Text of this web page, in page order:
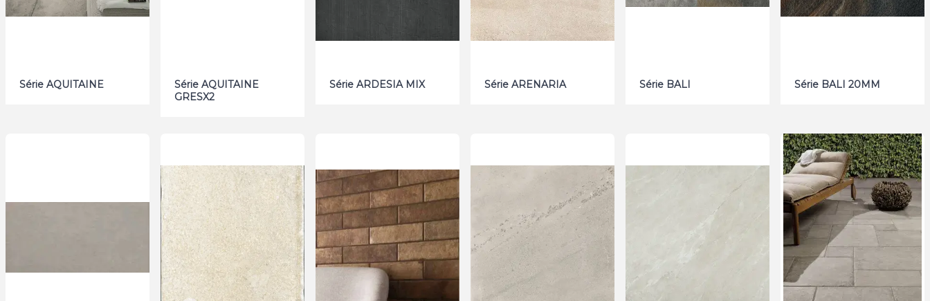
Série AQUITAINE
Série AQUITAINE
GRESX2
Série ARDESIA MIX Série ARENARIA Série BALI Série BALI 20MM